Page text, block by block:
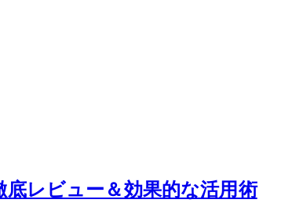
底レビュー＆効果的な活用術